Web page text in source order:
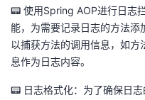
注
开
发
的
Programs
我
的
📟 使用Spring AOP进行日志
能，为需要记录日志的方法
以捕获方法的调用信息，如
息作为日志内容。
📟 日志格式化：为了确保日